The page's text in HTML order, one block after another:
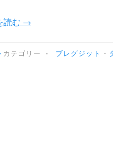
読む →
カテゴリー • ブレグジット ・